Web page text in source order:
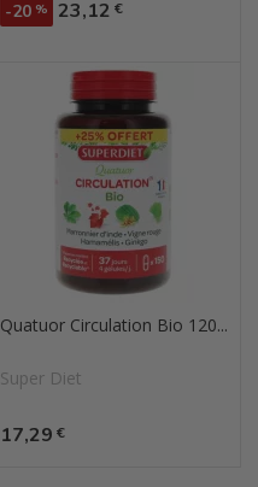
-20 % Prix
23,12 €
Quatuor Circulation Bio 120...
Super Diet
Prix
17,29 €